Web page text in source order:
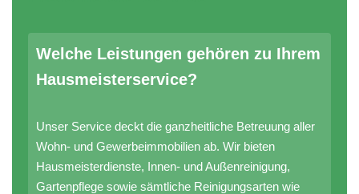
Welche Leistungen gehören zu Ihrem
Hausmeisterservice?
Unser Service deckt die ganzheitliche Betreuung aller
Wohn- und Gewerbeimmobilien ab. Wir bieten
Hausmeisterdienste, Innen- und Außenreinigung,
Gartenpflege sowie sämtliche Reinigungsarten wie